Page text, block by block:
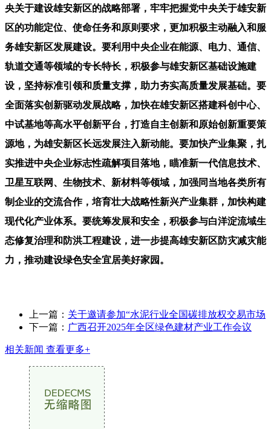
央关于建设雄安新区的战略部署，牢牢把握党中央关于雄安新
区的功能定位、使命任务和原则要求，更加积极主动融入和服
务雄安新区发展建设。要利用中央企业在能源、电力、通信、
轨道交通等领域的专长特长，积极参与雄安新区基础设施建
设，坚持标准引领和质量支撑，助力夯实高质量发展基础。要
全面落实创新驱动发展战略，加快在雄安新区搭建科创中心、
中试基地等高水平创新平台，打造自主创新和原始创新重要策
源地，为雄安新区长远发展注入新动能。要加快产业集聚，扎
实推进中央企业标志性疏解项目落地，瞄准新一代信息技术、
卫星互联网、生物技术、新材料等领域，加强同当地各类所有
制企业的交流合作，培育壮大战略性新兴产业集群，加快构建
现代化产业体系。要统筹发展和安全，积极参与白洋淀流域生
态修复治理和防洪工程建设，进一步提高雄安新区防灾减灾能
力，推动建设绿色安全宜居美好家园。
上一篇： 关于邀请参加“水泥行业全国碳排放权交易市场
下一篇： 广西召开2025年全区绿色建材产业工作会议
相关新闻 查看更多+